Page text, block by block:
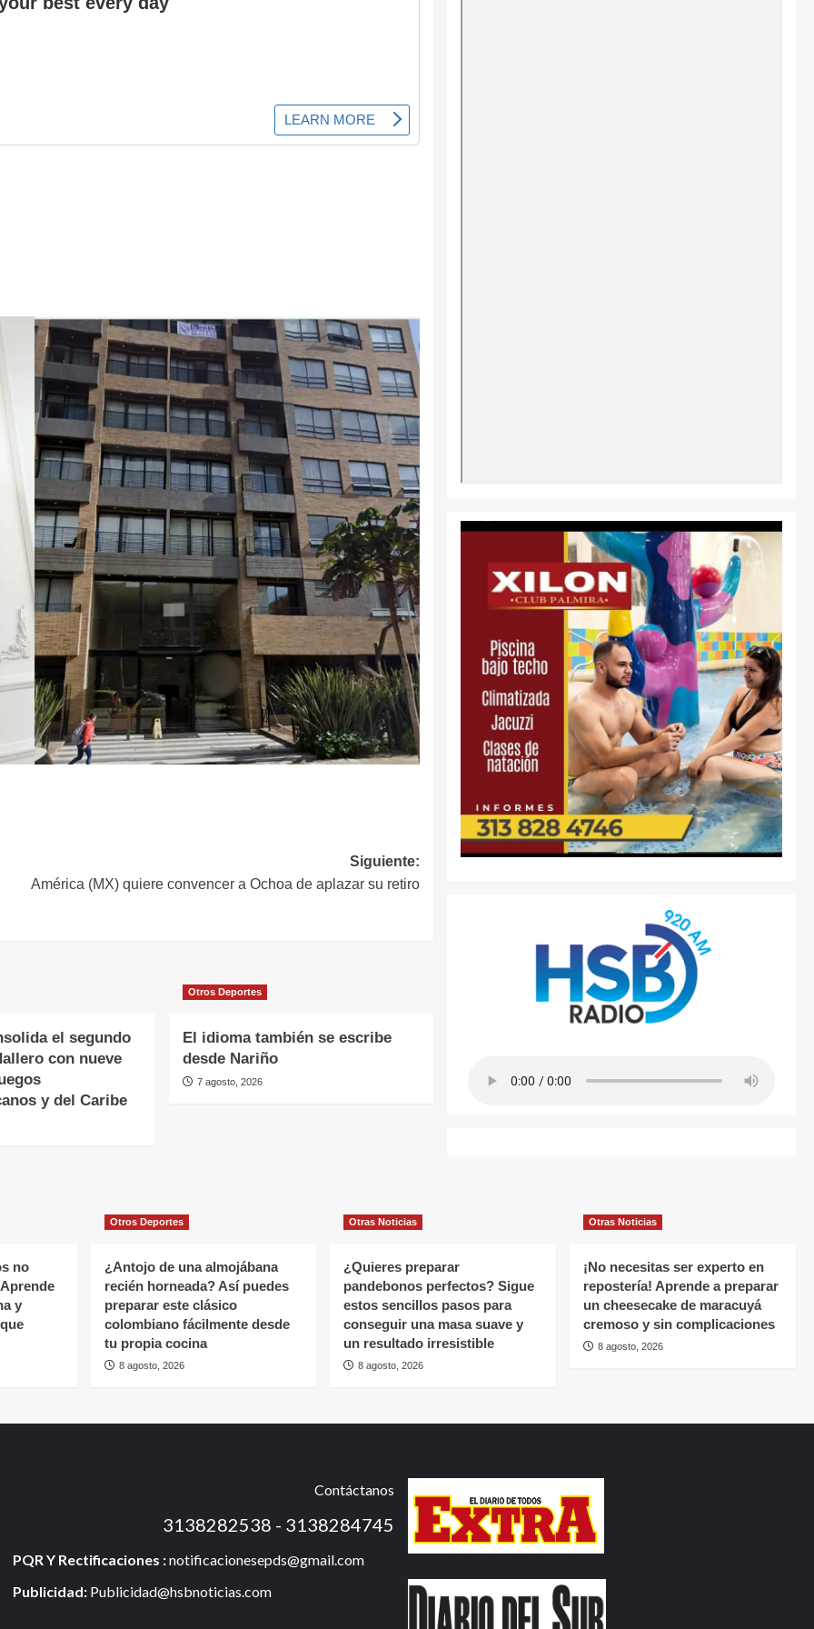
Siguiente:
América (MX) quiere convencer a Ochoa de aplazar su retiro
el segundo
con nueve
y del Caribe
Otros Deportes
El idioma también se escribe
desde Nariño
7 agosto, 2026
no
y
Otros Deportes
¿Antojo de una almojábana
recién horneada? Así puedes
preparar este clásico
colombiano fácilmente desde
tu propia cocina
8 agosto, 2026
Otras Noticias
¿Quieres preparar
pandebonos perfectos? Sigue
estos sencillos pasos para
conseguir una masa suave y
un resultado irresistible
8 agosto, 2026
Otras Noticias
¡No necesitas ser experto en
repostería! Aprende a preparar
un cheesecake de maracuyá
cremoso y sin complicaciones
8 agosto, 2026
Contáctanos
3138282538 - 3138284745
PQR Y Rectificaciones :notificacionesepds@gmail.com
Publicidad: Publicidad@hsbnoticias.com